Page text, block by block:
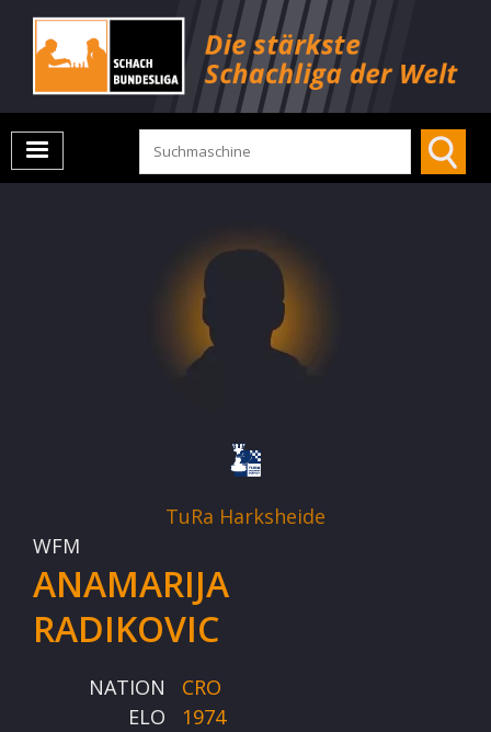
TuRa Harksheide
WFM
ANAMARIJA
RADIKOVIC
NATION
CRO
ELO
1974